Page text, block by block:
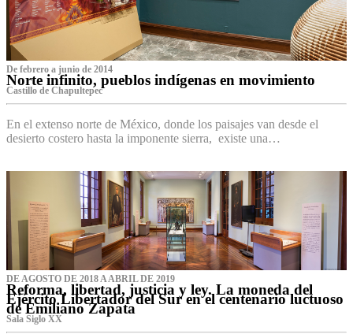
De febrero a junio de 2014
Norte infinito, pueblos indígenas en movimiento
Castillo de Chapultepec
En el extenso norte de México, donde los paisajes van desde el
desierto costero hasta la imponente sierra, existe una…
DE AGOSTO DE 2018 A ABRIL DE 2019
Reforma, libertad, justicia y ley. La moneda del
Ejército Libertador del Sur en el centenario luctuoso
de Emiliano Zapata
Sala Siglo XX